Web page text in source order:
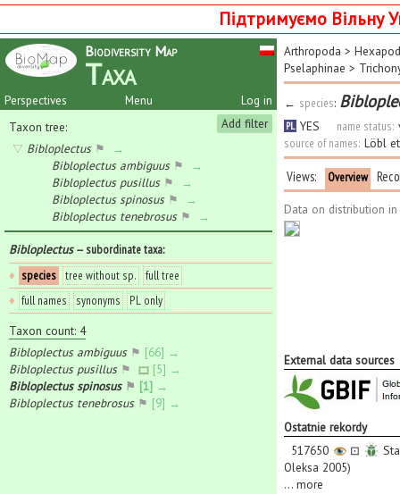
Підтримуємо Вільну
Biodiversity Map
Taxa
Perspectives Log in
Menu
Add filter
Taxon tree:
Bibloplectus⚑
→
Bibloplectus ambiguus⚑
→
Bibloplectus pusillus⚑
→
Bibloplectus spinosus⚑
→
Bibloplectus tenebrosus⚑ →
Bibloplectus— subordinate taxa:
♦ species tree without sp.
full tree
♦ full names synonyms
PL only
Taxon count: 4
Bibloplectus ambiguus⚑ [66] →
Bibloplectus pusillus⚑
[5] →
Bibloplectus spinosus⚑ [1] →
Bibloplectus tenebrosus⚑ [9] →
Arthropoda >
Pselaphinae >
← species:
PL YES name status:
source of names: Löbl
Views: Overview
Data on distribution
External data sources
Ostatnie rekordy
517650
⊡
Oleksa 2005)
... more